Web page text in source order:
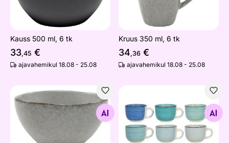
Kauss 500 ml, 6 tk
33,45 €
ajavahemikul 18.08 - 25.08
Kruus 350 ml, 6 tk
34,36 €
ajavahemikul 18.08 - 25.08
Kauss 500 ml, 6 tk
Otsi sarnaseid